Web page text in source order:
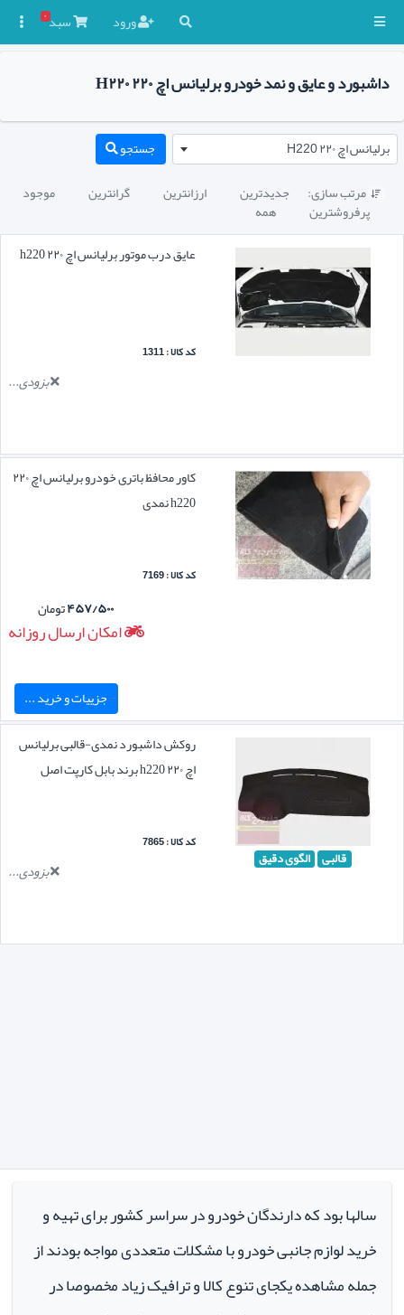
ورود سبد۰
داشبورد و عایق و نمد خودرو برلیانس اچ ۲۲۰ H۲۲۰
برلیانس اچ ۲۲۰ H220 جستجو
 مرتب سازی: جدیدترین ارزانترین گرانترین موجود
پرفروشترین
همه
عایق درب موتور برلیانس اچ ۲۲۰ h220
کد کالا : 1311
بزودی...
کاور محافظ باتری خودرو برلیانس اچ ۲۲۰
h220 نمدی
کد کالا : 7169
۴۵۷/۵۰۰تومان
امکان ارسال روزانه
جزییات و خرید ...
قالبی الگوی دقیق
روکش داشبورد نمدی-قالبی برلیانس
اچ ۲۲۰ h220 برند بابل کارپت اصل
کد کالا : 7865
بزودی...
سالها بود که دارندگان خودرو در سراسر کشور برای تهیه و
خرید لوازم جانبی خودرو با مشکلات متعددی مواجه بودند از
جمله مشاهده یکجای تنوع کالا و ترافیک زیاد مخصوصا در